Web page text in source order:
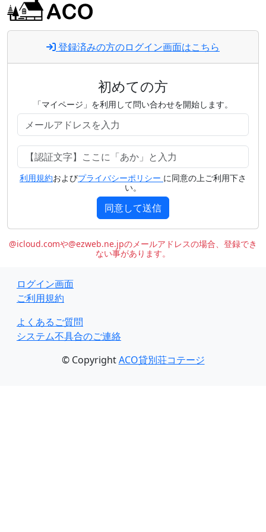
登録済みの方のログイン画面はこちら
初めての方
「マイページ」を利用して問い合わせを開始します。
利用規約およびプライバシーポリシー に同意の上ご利用下さ
い。
同意して送信
@icloud.comや@ezweb.ne.jpのメールアドレスの場合、登録でき
ない事があります。
ログイン画面
ご利用規約
よくあるご質問
システム不具合のご連絡
© CopyrightACO貸別荘コテージ